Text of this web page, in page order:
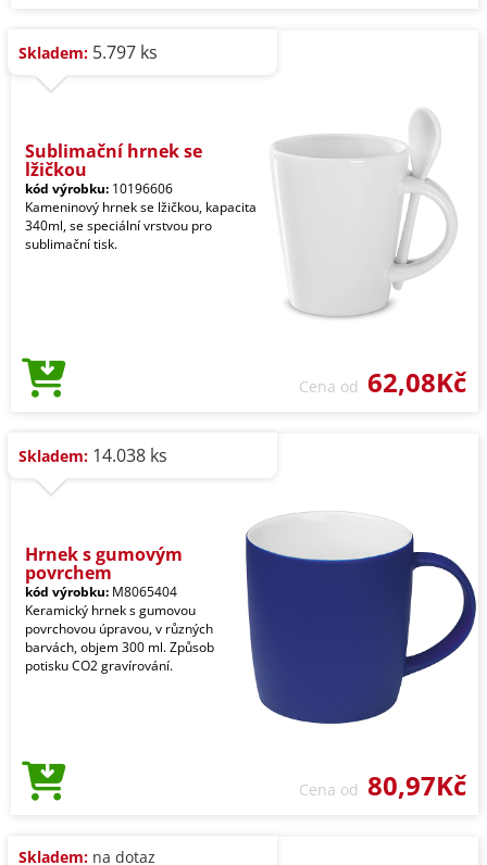
Skladem: 5.797 ks
Sublimační hrnek se
lžičkou
kód výrobku: 10196606
Kameninový hrnek se lžičkou, kapacita
340ml, se speciální vrstvou pro
sublimační tisk.
Cena od 62,08Kč
Skladem: 14.038 ks
Hrnek s gumovým
povrchem
kód výrobku: M8065404
Keramický hrnek s gumovou
povrchovou úpravou, v různých
barvách, objem 300 ml. Způsob
potisku CO2 gravírování.
Cena od 80,97Kč
Skladem: na dotaz